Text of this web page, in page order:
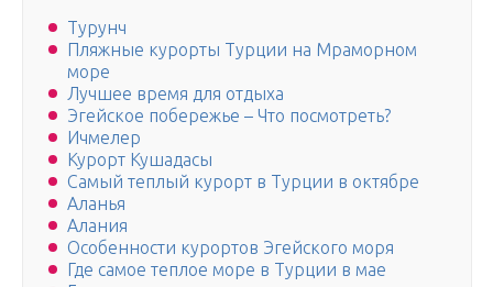
Турунч
Пляжные курорты Турции на Мраморном
море
Лучшее время для отдыха
Эгейское побережье – Что посмотреть?
Ичмелер
Курорт Кушадасы
Самый теплый курорт в Турции в октябре
Аланья
Алания
Особенности курортов Эгейского моря
Где самое теплое море в Турции в мае